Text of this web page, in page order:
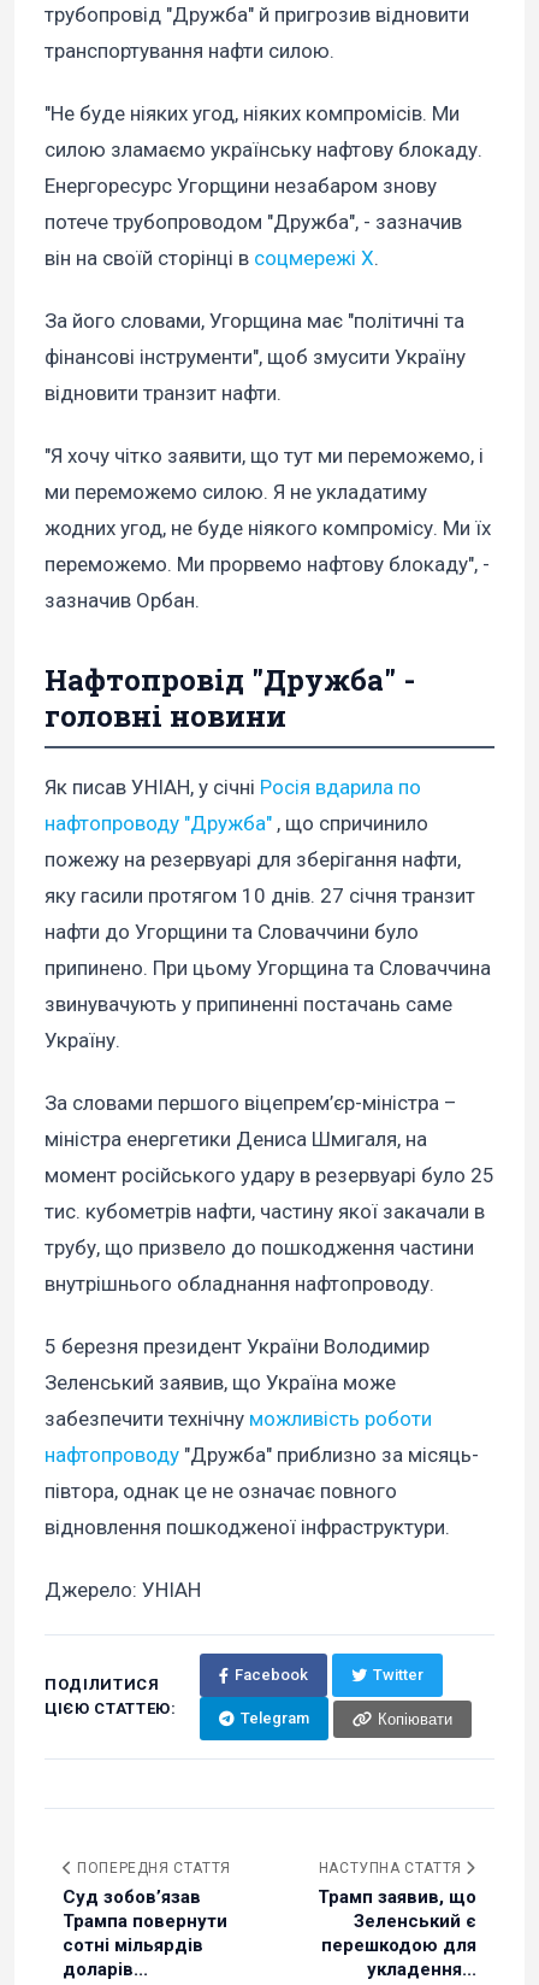
трубопровід "Дружба" й пригрозив відновити
транспортування нафти силою.
"Не буде ніяких угод, ніяких компромісів. Ми
силою зламаємо українську нафтову блокаду.
Енергоресурс Угорщини незабаром знову
потече трубопроводом "Дружба", - зазначив
він на своїй сторінці в соцмережі Х.
За його словами, Угорщина має "політичні та
фінансові інструменти", щоб змусити Україну
відновити транзит нафти.
"Я хочу чітко заявити, що тут ми переможемо, і
ми переможемо силою. Я не укладатиму
жодних угод, не буде ніякого компромісу. Ми їх
переможемо. Ми прорвемо нафтову блокаду", -
зазначив Орбан.
Нафтопровід "Дружба" -
головні новини
Як писав УНІАН, у січні Росія вдарила по
нафтопроводу "‎Дружба" ‎ , що спричинило
пожежу на резервуарі для зберігання нафти,
яку гасили протягом 10 днів. 27 січня транзит
нафти до Угорщини та Словаччини було
припинено. При цьому Угорщина та Словаччина
звинувачують у припиненні постачань саме
Україну.
За словами першого віцепрем’єр-міністра –
міністра енергетики Дениса Шмигаля, на
момент російського удару в резервуарі було 25
тис. кубометрів нафти, частину якої закачали в
трубу, що призвело до пошкодження частини
внутрішнього обладнання нафтопроводу.
5 березня президент України Володимир
Зеленський заявив, що Україна може
забезпечити технічну можливість роботи
нафтопроводу "Дружба" приблизно за місяць-
півтора, однак це не означає повного
відновлення пошкодженої інфраструктури.
Джерело: УНІАН
ПОДІЛИТИСЯ
ЦІЄЮ СТАТТЕЮ:
Facebook Twitter
Telegram Копіювати
ПОПЕРЕДНЯ СТАТТЯ
Суд зобовʼязав
Трампа повернути
сотні мільярдів
доларів...
НАСТУПНА СТАТТЯ
Трамп заявив, що
Зеленський є
перешкодою для
укладення...